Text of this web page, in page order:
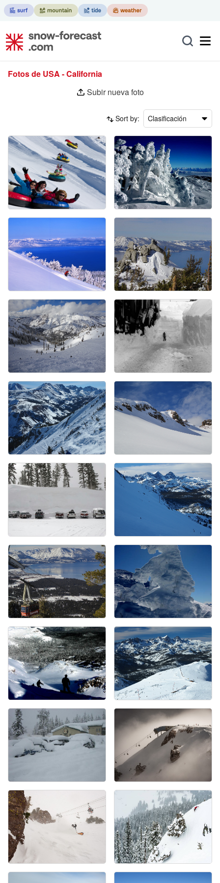
Fotos de USA - California
Subir nueva foto
Sort by: Clasificación